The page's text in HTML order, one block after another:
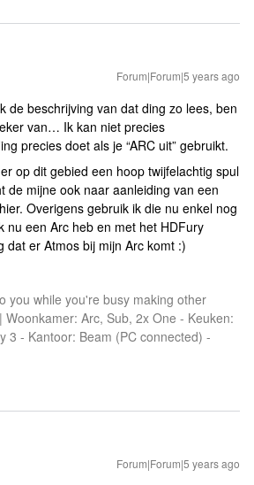
Forum|Forum|5 years ago
de beschrijving van dat ding zo lees, ben
van… Ik kan niet precies
precies doet als je “ARC uit” gebruikt.
op dit gebied een hoop twijfelachtig spul
de mijne ook naar aanleiding van een
Overigens gebruik ik die nu enkel nog
nu een Arc heb en met het HDFury
dat er Atmos bij mijn Arc komt :)
you while you're busy making other
Arc, Sub, 2x One - Keuken:
3 - Kantoor: Beam (PC connected) -
Forum|Forum|5 years ago